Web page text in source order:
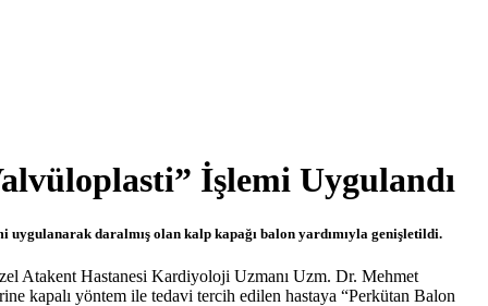
İşlemi Uygulandı
daralmış olan kalp kapağı balon yardımıyla genişletildi.
Atakent Hastanesi Kardiyoloji Uzmanı Uzm. Dr. Mehmet
kapalı yöntem ile tedavi tercih edilen hastaya “Perkütan Balon